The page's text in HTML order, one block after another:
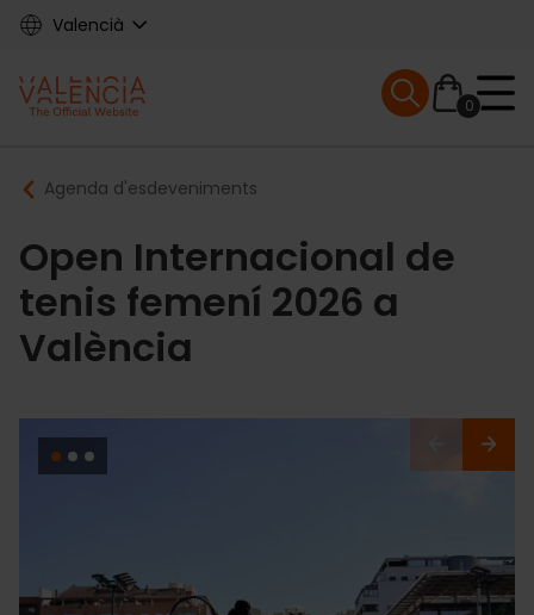
Skip
content
Valencià
Main
navigation
0
Mobile menu
Breadcrumb
Agenda d'esdeveniments
Open Internacional de
tenis femení 2026 a
València